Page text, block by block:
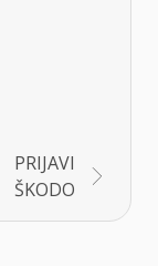
PRIJAVI
ŠKODO